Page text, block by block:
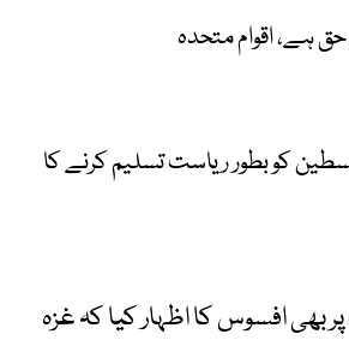
ہے، اقوام متحدہ
کو بطور ریاست تسلیم کرنے کا
بھی افسوس کا اظہار کیا کہ غزہ